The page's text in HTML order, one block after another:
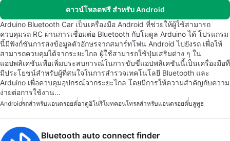
ดาวน์โหลดฟรี สำหรับ Android
Arduino Bluetooth Car เป็นเครื่องมือ Android ที่ช่วยให้ผู้ใช้สามารถ
ควบคุมรถ RC ผ่านการเชื่อมต่อ Bluetooth กับโมดูล Arduino ได้ โปรแกรม
นี้มีฟังก์ชันการส่งข้อมูลตัวอักษรจากสมาร์ทโฟน Android ไปยังรถ เพื่อให้
สามารถควบคุมได้จากระยะไกล ผู้ใช้สามารถใช้ปุ่มเสริมต่าง ๆ ใน
แอปพลิเคชันเพื่อเพิ่มประสบการณ์ในการขับขี่แอปพลิเคชันนี้เป็นเครื่องมือที่
มีประโยชน์สำหรับผู้ที่สนใจในการสำรวจเทคโนโลยี Bluetooth และ
Arduino เพื่อควบคุมอุปกรณ์จากระยะไกล โดยมีการให้ความสำคัญกับความ
ง่ายต่อการใช้งาน…
Androidรถสำหรับแอนดรอยด์อาดูอิโน่รีโมทคอนโทรลสำหรับแอนดรอยด์บลูทูธ
Bluetooth auto connect finder